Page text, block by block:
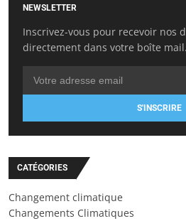
NEWSLETTER
Inscrivez-vous pour recevoir nos
directement dans votre boîte mail.
S'INSCRIRE
CATÉGORIES
Changement climatique
Changements Climatiques